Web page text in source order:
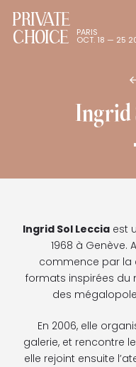
PRIVATE
CHOICE
PARIS
OCT. 18 — 25
Ingrid
Ingrid Sol Lecciaest
1968 à Genève.
commence par la
formats inspirées du
des
En 2006, elle
galerie, et rencontre
elle rejoint ensuite